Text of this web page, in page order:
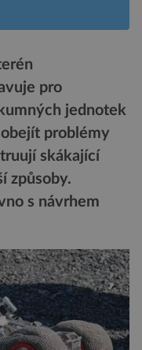
pro
jednotek
problémy
skákající
způsoby.
s návrhem